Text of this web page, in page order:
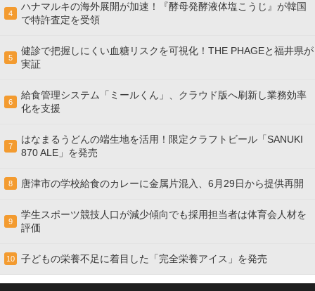
4
ハナマルキの海外展開が加速！『酵母発酵液体塩こうじ』が韓国
で特許査定を受領
5
健診で把握しにくい血糖リスクを可視化！THE PHAGEと福井県が
実証
6
給食管理システム「ミールくん」、クラウド版へ刷新し業務効率
化を支援
7
はなまるうどんの端生地を活用！限定クラフトビール「SANUKI
870 ALE」を発売
8 唐津市の学校給食のカレーに金属片混入、6月29日から提供再開
9
学生スポーツ競技人口が減少傾向でも採用担当者は体育会人材を
評価
10 子どもの栄養不足に着目した「完全栄養アイス」を発売